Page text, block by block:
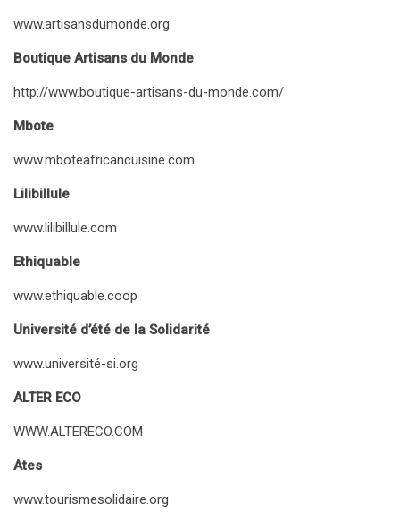
www.artisansdumonde.org
Boutique Artisans du Monde
http://www.boutique-artisans-du-monde.com/
Mbote
www.mboteafricancuisine.com
Lilibillule
www.lilibillule.com
Ethiquable
www.ethiquable.coop
Université d’été de la Solidarité
www.université-si.org
ALTER ECO
WWW.ALTERECO.COM
Ates
www.tourismesolidaire.org